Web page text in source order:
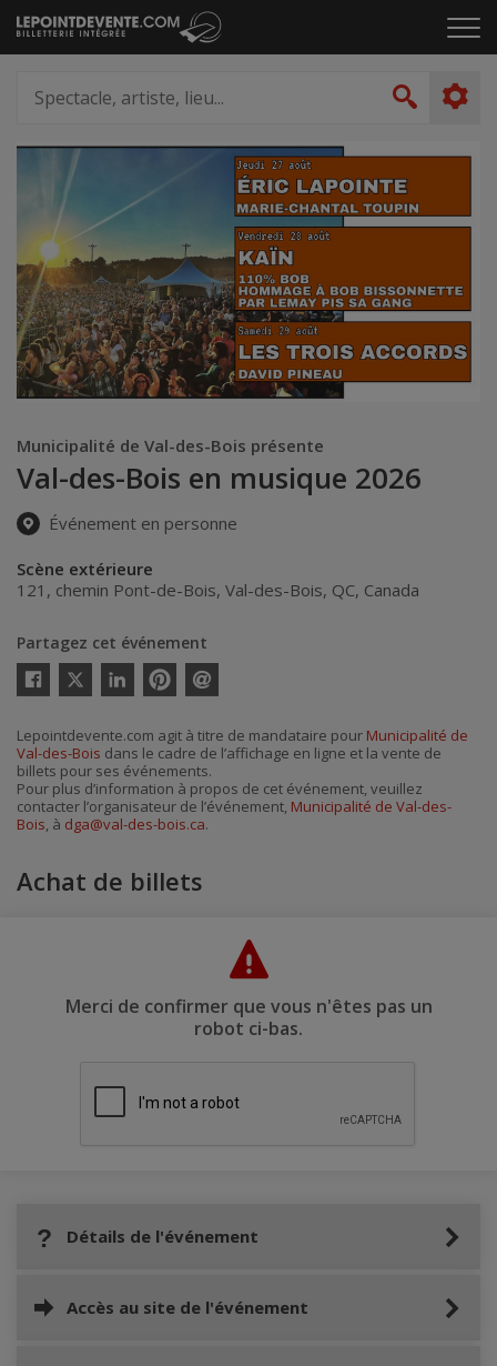
Passer
au
le
artiste,
lieu...
Municipalité de Val-des-Bois présente
Val-des-Bois en musique 2026
Événement en personne
Scène extérieure
121, chemin Pont-de-Bois, Val-des-Bois, QC, Canada
Partagez cet événement
Twitter
courriel
Lepointdevente.com agit à titre de mandataire pour Municipalité de
Val-des-Bois dans le cadre de l’affichage en ligne et la vente de
billets pour ses événements.
Pour plus d’information à propos de cet événement, veuillez
contacter l’organisateur de l’événement, Municipalité de Val-des-
Bois, à dga@val-des-bois.ca.
Achat de billets
Merci de confirmer que vous n'êtes pas un
robot ci-bas.
Détails de l'événement
Accès au site de l'événement